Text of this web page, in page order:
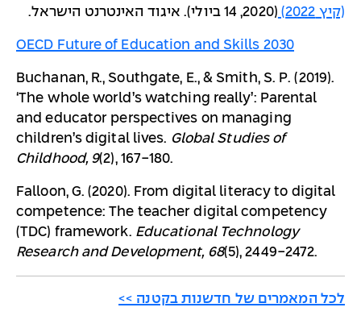
(קיץ 2022)
(2020, 14 ביולי). איגוד האינטרנט הישראל.
OECD Future of Education and Skills 2030
Buchanan, R., Southgate, E., & Smith, S. P. (2019).
‘The whole world’s watching really’: Parental
and educator perspectives on managing
children’s digital lives. Global Studies of
Childhood, 9(2), 167-180.
Falloon, G. (2020). From digital literacy to digital
competence: The teacher digital competency
(TDC) framework. Educational Technology
Research and Development, 68(5), 2449-2472.
לכל המאמרים של חדשנות בקטנה >>